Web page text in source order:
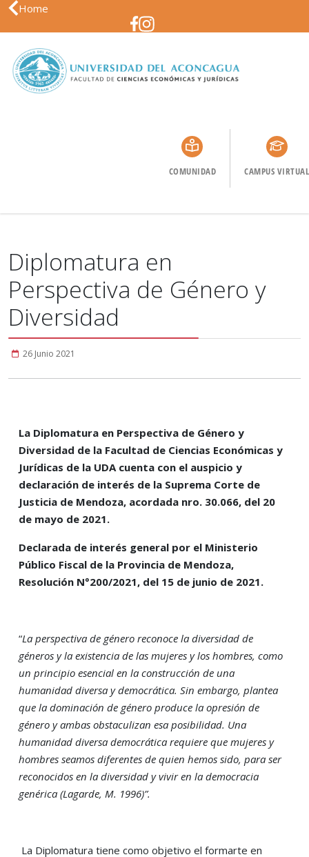
Home
COMUNIDAD CAMPUS VIRTUAL
Diplomatura en
Perspectiva de Género y
Diversidad
26 Junio 2021
La Diplomatura en Perspectiva de Género y
Diversidad de la Facultad de Ciencias Económicas y
Jurídicas de la UDA cuenta con el auspicio y
declaración de interés de la Suprema Corte de
Justicia de Mendoza, acordada nro. 30.066, del 20
de mayo de 2021.
Declarada de interés general por el Ministerio
Público Fiscal de la Provincia de Mendoza,
Resolución N°200/2021, del 15 de junio de 2021.
“La perspectiva de género reconoce la diversidad de
géneros y la existencia de las mujeres y los hombres, como
un principio esencial en la construcción de una
humanidad diversa y democrática. Sin embargo, plantea
que la dominación de género produce la opresión de
género y ambas obstaculizan esa posibilidad. Una
humanidad diversa democrática requiere que mujeres y
hombres seamos diferentes de quien hemos sido, para ser
reconocidos en la diversidad y vivir en la democracia
genérica (Lagarde, M. 1996)”.
La Diplomatura tiene como objetivo el formarte en